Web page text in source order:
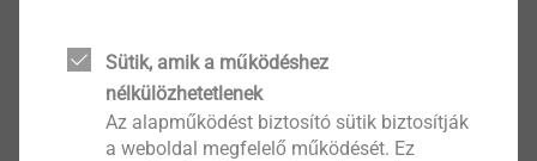
Sütik, amik a működéshez
nélkülözhetetlenek
Az alapműködést biztosító sütik biztosítják
a weboldal megfelelő működését. Ez